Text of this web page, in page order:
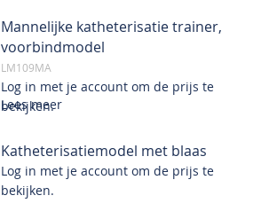
Mannelijke katheterisatie trainer,
voorbindmodel
LM109MA
Log in met je account om de prijs te
bekijken.
Lees meer
Katheterisatiemodel met blaas
Log in met je account om de prijs te
bekijken.